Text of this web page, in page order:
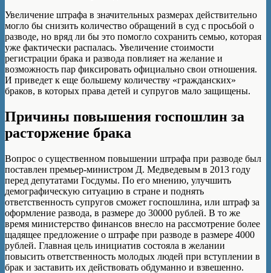
Увеличение штрафа в значительных размерах действительно
могло бы снизить количество обращений в суд с просьбой о
разводе, но вряд ли бы это помогло сохранить семью, которая
уже фактически распалась. Увеличение стоимости
регистрации брака и развода повлияет на желание и
возможность пар фиксировать официально свои отношения.
И приведет к еще большему количеству «гражданских»
браков, в которых права детей и супругов мало защищены.
Причины повышения госпошлин за
расторжение брака
Вопрос о существенном повышении штрафа при разводе был
поставлен премьер-министром Д. Медведевым в 2013 году
перед депутатами Госдумы. По его мнению, улучшить
демографическую ситуацию в стране и поднять
ответственность супругов сможет госпошлина, или штраф за
оформление развода, в размере до 30000 рублей. В то же
время министерство финансов внесло на рассмотрение более
щадящее предложение о штрафе при разводе в размере 4000
рублей. Главная цель инициатив состояла в желании
повысить ответственность молодых людей при вступлении в
брак и заставить их действовать обдуманно и взвешенно.